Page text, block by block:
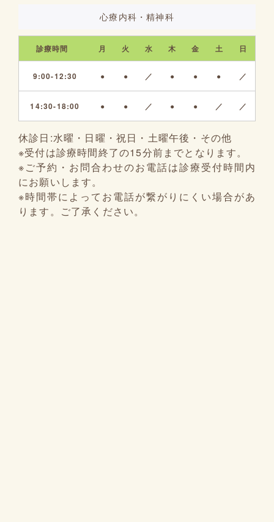
心療内科・精神科
診療時間 月 火 水 木 金 土 日
9:00-12:30 ● ● ／ ● ● ● ／
14:30-18:00 ● ● ／ ● ● ／ ／
休診日:水曜・日曜・祝日・土曜午後・その他
※受付は診療時間終了の15分前までとなります。
※ご予約・お問合わせのお電話は診療受付時間内
にお願いします。
※時間帯によってお電話が繋がりにくい場合があ
ります。ご了承ください。